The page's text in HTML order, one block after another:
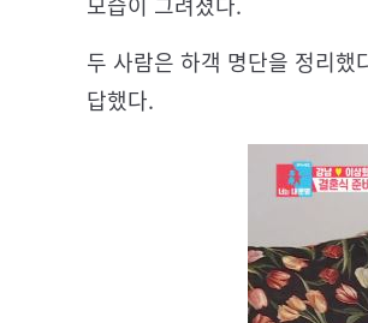
두 사람은 하객 명단을 정리
답했다.